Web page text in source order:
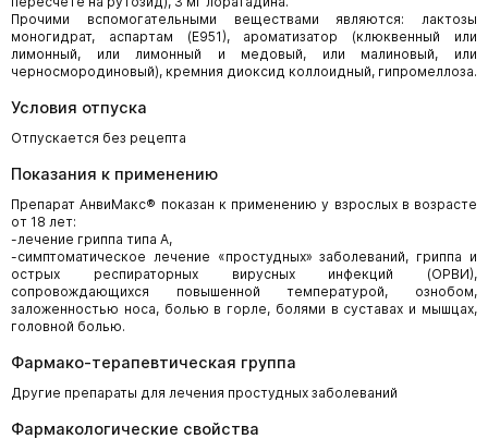
Прочими вспомогательными веществами являются: лактозы
моногидрат, аспартам (Е951), ароматизатор (клюквенный или
лимонный, или лимонный и медовый, или малиновый, или
черносмородиновый), кремния диоксид коллоидный, гипромеллоза.
Условия отпуска
Отпускается без рецепта
Показания к применению
Препарат АнвиМакс® показан к применению у взрослых в возрасте
от 18 лет:
-лечение гриппа типа А,
-симптоматическое лечение «простудных» заболеваний, гриппа и
острых респираторных вирусных инфекций (ОРВИ),
сопровождающихся повышенной температурой, ознобом,
заложенностью носа, болью в горле, болями в суставах и мышцах,
головной болью.
Фармако-терапевтическая группа
Другие препараты для лечения простудных заболеваний
Фармакологические свойства